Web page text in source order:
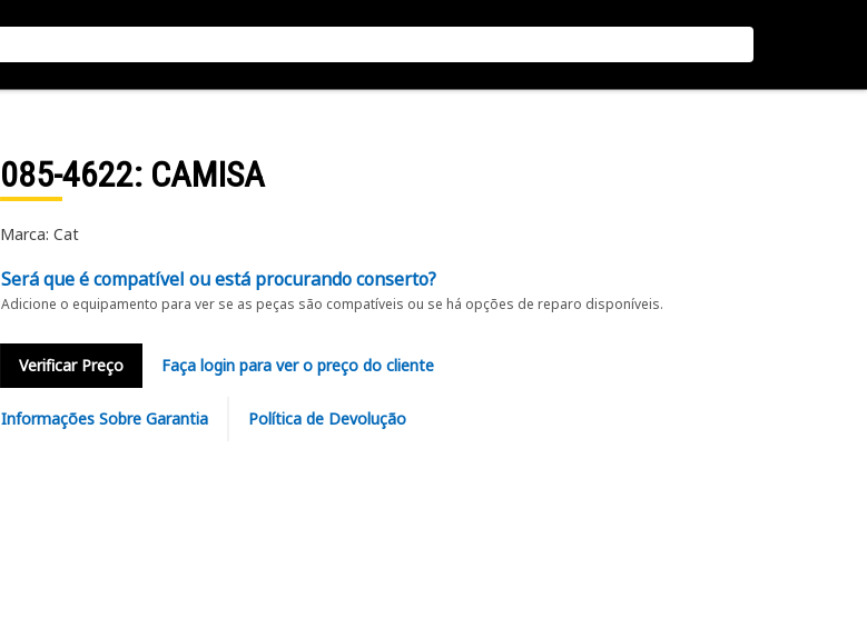
085-4622: CAMISA
Marca: Cat
Será que é compatível ou está procurando conserto?
Adicione o equipamento para ver se as peças são compatíveis ou se há opções de reparo disponíveis.
Verificar Preço Faça login para ver o preço do cliente
Informações Sobre Garantia Política de Devolução